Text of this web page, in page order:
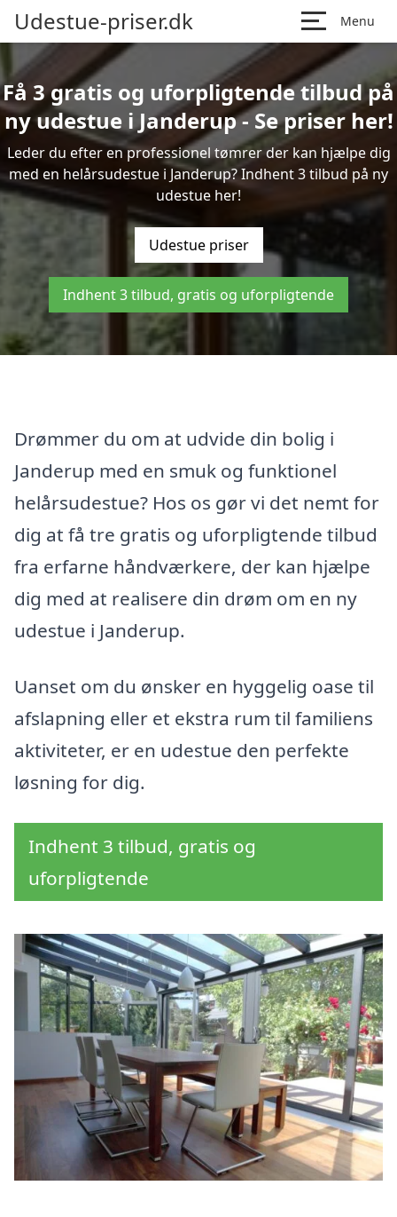
Udestue-priser.dk Menu
Få 3 gratis og uforpligtende tilbud på
ny udestue i Janderup - Se priser her!
Leder du efter en professionel tømrer der kan hjælpe dig
med en helårsudestue i Janderup? Indhent 3 tilbud på ny
udestue her!
Udestue priser
Indhent 3 tilbud, gratis og uforpligtende
Drømmer du om at udvide din bolig i
Janderup med en smuk og funktionel
helårsudestue? Hos os gør vi det nemt for
dig at få tre gratis og uforpligtende tilbud
fra erfarne håndværkere, der kan hjælpe
dig med at realisere din drøm om en ny
udestue i Janderup.
Uanset om du ønsker en hyggelig oase til
afslapning eller et ekstra rum til familiens
aktiviteter, er en udestue den perfekte
løsning for dig.
Indhent 3 tilbud, gratis og
uforpligtende